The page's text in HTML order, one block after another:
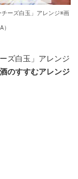
ーズ白玉」アレンジ※画
ズ白玉」アレンジ
のすすむアレンジ